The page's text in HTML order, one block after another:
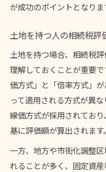
が成功のポイントとなりま
土地を持つ人の相続税評
土地を持つ場合、相続税
理解しておくことが重要
価方式」と「倍率方式」
って適用される方式が異
線価方式が採用されてお
基に評価額が算出されます。
一方、地方や市街化調整
れることが多く、固定資